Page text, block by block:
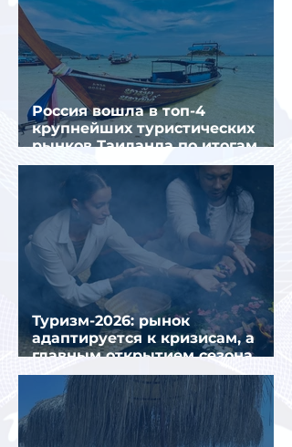
Россия вошла в топ-4
крупнейших туристических
рынков Таиланда по итогам
семи месяцев 2026 года
Туризм-2026: рынок
адаптируется к кризисам, а
главным открытием сезона
стал Вьетнам